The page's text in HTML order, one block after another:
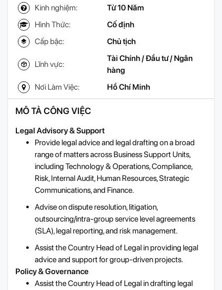
Kinh nghiệm:
Từ 10 Năm
Hình Thức:
Cố định
Cấp bậc:
Chủ tịch
Lĩnh vực:
Tài Chính / Đầu tư / Ngân
hàng
Nơi Làm Việc:
Hồ Chí Minh
MÔ TẢ CÔNG VIỆC
Legal Advisory & Support
Provide legal advice and legal drafting on a broad
range of matters across Business Support Units,
including Technology & Operations, Compliance,
Risk, Internal Audit, Human Resources, Strategic
Communications, and Finance.
Advise on dispute resolution, litigation,
outsourcing/intra-group service level agreements
(SLA), legal reporting, and risk management.
Assist the Country Head of Legal in providing legal
advice and support for group-driven projects.
Policy & Governance
Assist the Country Head of Legal in drafting legal